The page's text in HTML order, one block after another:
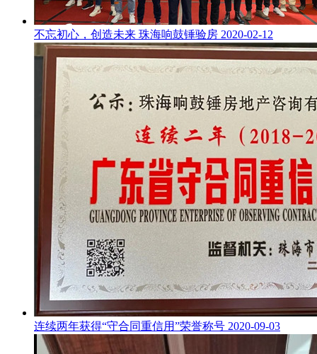
不忘初心，创造未来 珠海响鼓锤验房 2020-02-12
连续两年获得“守合同重信用”荣誉称号 2020-09-03